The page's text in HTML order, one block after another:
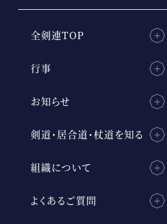
全剣連TOP
行事
お知らせ
剣道・居合道・杖道を知る
組織について
よくあるご質問